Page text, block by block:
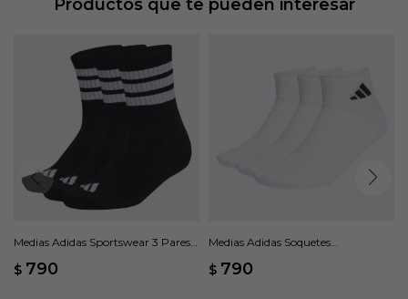
Productos que te pueden interesar
Medias Adidas Sportswear 3 Pares -
$ 790
Medias Adidas Soquetes
$ 790